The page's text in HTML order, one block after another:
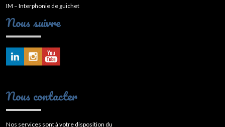
IM – Interphonie de guichet
Nous suivre
Nous contacter
Nos services sont à votre disposition du